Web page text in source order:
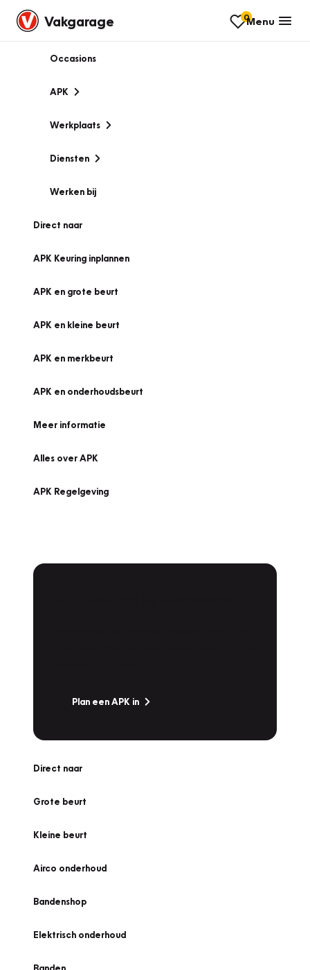
Vakgarage 0Menu
Occasions
APK
Werkplaats
Diensten
Werken bij
Direct naar
APK Keuring inplannen
APK en grote beurt
APK en kleine beurt
APK en merkbeurt
APK en onderhoudsbeurt
Meer informatie
Alles over APK
APK Regelgeving
Plan een APK in
Direct naar
Grote beurt
Kleine beurt
Airco onderhoud
Bandenshop
Elektrisch onderhoud